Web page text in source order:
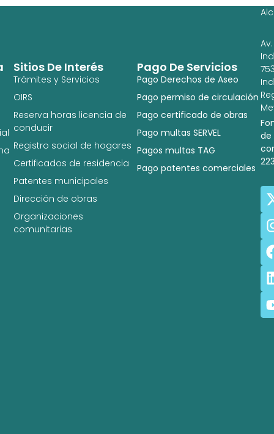
Pago De Servicios
Pago Derechos de Aseo
Pago permiso de circulación
Pago certificado de obras
Pago multas SERVEL
Pagos multas TAG
Pago patentes comerciales
Sitios De Interés
Trámites y Servicios
OIRS
Reserva horas licencia de
conducir
Registro social de hogares
Certificados de residencia
Patentes municipales
Dirección de obras
Organizaciones
comunitarias
Av.
de